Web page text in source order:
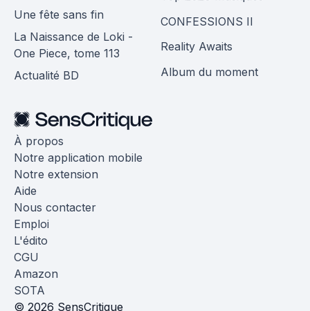
Une fête sans fin
La Naissance de Loki -
One Piece, tome 113
Actualité BD
CONFESSIONS II
Reality Awaits
Album du moment
À propos
Notre application mobile
Notre extension
Aide
Nous contacter
Emploi
L'édito
CGU
Amazon
SOTA
© 2026 SensCritique